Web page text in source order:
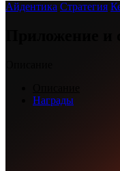
Айдентика Стратегия
Приложение и
Награды